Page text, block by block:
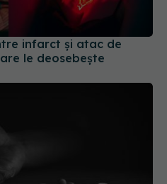
le deosebește